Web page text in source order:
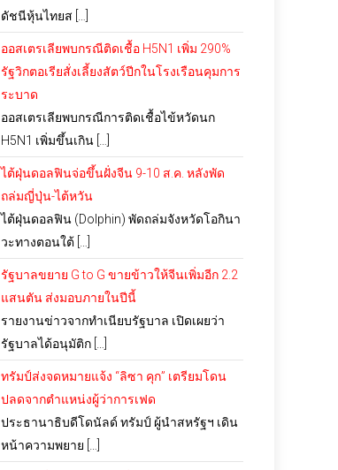
ดัชนีหุ้นไทยส […]
ออสเตรเลียพบกรณีติดเชื้อ H5N1 เพิ่ม 290%
รัฐวิกตอเรียสั่งเลี้ยงสัตว์ปีกในโรงเรือนคุมการ
ระบาด
ออสเตรเลียพบกรณีการติดเชื้อไข้หวัดนก
H5N1 เพิ่มขึ้นเกิน […]
ไต้ฝุ่นดอลฟินจ่อขึ้นฝั่งจีน 9-10 ส.ค. หลังพัด
ถล่มญี่ปุ่น-ไต้หวัน
ไต้ฝุ่นดอลฟิน (Dolphin) พัดถล่มจังหวัดโอกินา
วะทางตอนใต้ […]
รัฐบาลขยาย G to G ขายข้าวให้จีนเพิ่มอีก 2.2
แสนตัน ส่งมอบภายในปีนี้
รายงานข่าวจากทำเนียบรัฐบาล เปิดเผยว่า
รัฐบาลได้อนุมัติก […]
ทรัมป์ส่งจดหมายแจ้ง “ลิซา คุก” เตรียมโดน
ปลดจากตำแหน่งผู้ว่าการเฟด
ประธานาธิบดีโดนัลด์ ทรัมป์ ผู้นำสหรัฐฯ เดิน
หน้าความพยาย […]